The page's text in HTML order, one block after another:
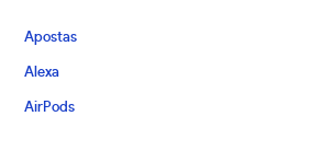
Apostas
Alexa
AirPods